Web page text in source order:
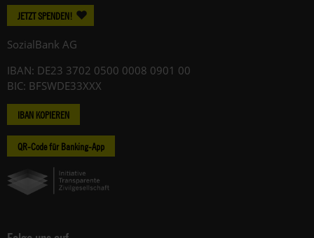
JETZT SPENDEN!
SozialBank AG
IBAN: DE23 3702 0500 0008 0901 00
BIC: BFSWDE33XXX
IBAN KOPIEREN
QR-Code für Banking-App